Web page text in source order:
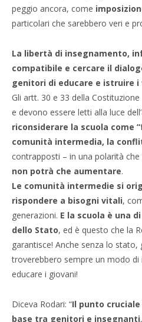
peggio ancora, come
particolari che sarebbero veri e
La libertà di insegnamento,
compatibile e cercare il
genitori di educare e istruire i
Gli artt. 30 e 33 della
e devono essere letti alla luce
riconsiderare la scuola come
comunità intermedia, la
contrapposti – in una polarità
non potrà che aumentare.
Le comunità intermedie si
rispondere a bisogni vitali,
generazioni. E la scuola è una
dello Stato, ed è questo che la
garantisce! Anche senza lo
troverebbero sempre un modo di
educare i giovani!
Diceva Rodari: “Il punto
base tra genitori e insegnanti